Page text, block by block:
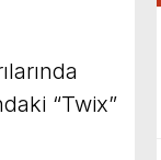
“Twix”